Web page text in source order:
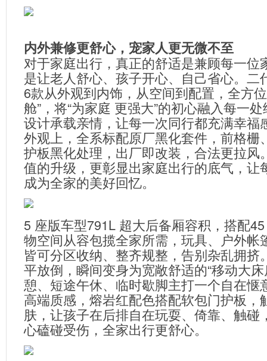
内外兼修更舒心，宠家人更无微不至
对于家庭出行，真正的舒适是兼顾每一位
是让老人舒心、孩子开心、自己省心。二
6款从外观到内饰，从空间到配置，全方
舱”，将“为家庭 更强大”的初心融入每一
设计承载亲情，让每一次同行都充满幸福
外观上，全系标配原厂黑化套件，前格栅
护板黑化处理，出厂即改装，合法更拉风
值的升级，更彰显出家庭出行的底气，让
成为全家的美好回忆。
5 座版车型791L 超大后备厢容积，搭配
物空间从容包揽全家所需，玩具、户外帐
皆可分区收纳、整齐规整，告别杂乱拥挤
平放倒，瞬间变身为宽敞舒适的“移动大
憩、短途午休、临时歇脚主打一个自在惬
高端质感，熔岩红配色搭配软包门护板，
肤，让孩子在后排自在玩耍、倚靠、触碰
心磕碰受伤，全家出行更舒心。